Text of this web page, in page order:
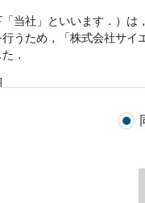
当社」といいます．）は
うため，「株式会社サイ
．
個人
目的のために利用すること